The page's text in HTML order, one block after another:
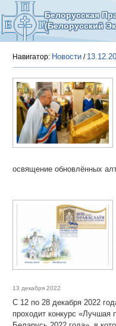
Белорусская
(Белорусский
Навигатор: Новости /
освящение обновлённых
13 декабря 2022
С 12 по 28 декабря 2022
проходит конкурс «Лучшая